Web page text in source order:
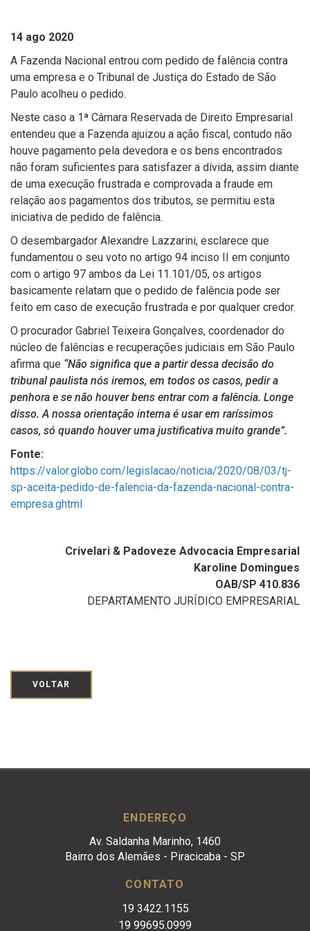
14 ago 2020
A Fazenda Nacional entrou com pedido de falência contra
uma empresa e o Tribunal de Justiça do Estado de São
Paulo acolheu o pedido.
Neste caso a 1ª Câmara Reservada de Direito Empresarial
entendeu que a Fazenda ajuizou a ação fiscal, contudo não
houve pagamento pela devedora e os bens encontrados
não foram suficientes para satisfazer a dívida, assim diante
de uma execução frustrada e comprovada a fraude em
relação aos pagamentos dos tributos, se permitiu esta
iniciativa de pedido de falência.
O desembargador Alexandre Lazzarini, esclarece que
fundamentou o seu voto no artigo 94 inciso II em conjunto
com o artigo 97 ambos da Lei 11.101/05, os artigos
basicamente relatam que o pedido de falência pode ser
feito em caso de execução frustrada e por qualquer credor.
O procurador Gabriel Teixeira Gonçalves, coordenador do
núcleo de falências e recuperações judiciais em São Paulo
afirma que “Não significa que a partir dessa decisão do
tribunal paulista nós iremos, em todos os casos, pedir a
penhora e se não houver bens entrar com a falência. Longe
disso. A nossa orientação interna é usar em raríssimos
casos, só quando houver uma justificativa muito grande”.
Fonte:
https://valor.globo.com/legislacao/noticia/2020/08/03/tj-
sp-aceita-pedido-de-falencia-da-fazenda-nacional-contra-
empresa.ghtml
Crivelari & Padoveze Advocacia Empresarial
Karoline Domingues
OAB/SP 410.836
DEPARTAMENTO JURÍDICO EMPRESARIAL
VOLTAR
ENDEREÇO
Av. Saldanha Marinho, 1460
Bairro dos Alemães - Piracicaba - SP
CONTATO
19 3422.1155
19 99695.0999